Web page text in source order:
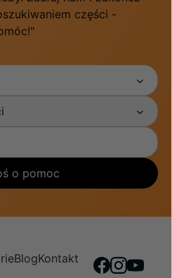
części -
o pomoc
BlogKontakt